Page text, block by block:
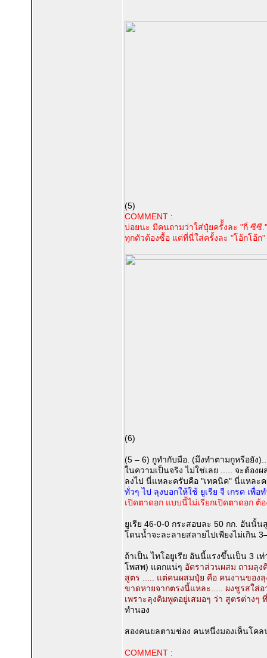
(5)
COMMENT :
บ่อยนะ มีคนถามว่าใส่ปุ๋ยครั้้งละ "กี่ ซี
ทุกตัวต้องซื้อ แต่ที่นี่ใส่ครั้งละ "โอ้กโอ้ก"
(6)
(5 – 6) กูทำกับมือ. (มึงทำตามกูหรือยัง
ในความเป็นจริง ไม่ใช่เลย ..... จะต้อ
ลงไป นี่แหละครับคือ "เทคนิค" นี่แหละ
ทั่วๆ ไป ลุงบอกให้ใช้ ยูเรีย จี เกรด เพื่
เปิดตาดอก แบบนี้ไม่เรียกเปิดตาดอก ต้
ยูเรีย 46-0-0 กระสอบละ 50 กก. อันนั้
โดนน้ำจะละลายสลายไปเพียงไม่เกิน
ถ้าเป็น ไทโอยูเรีย อันนี้แรงขึ้นเป็น 3 เ
โพสพ) แตกแน่ๆ อัตราส่วนผสม ถามลุง
สูตร ..... แต่คนผสมปุ๋ย คือ คนงานของ
ขาดหายจากตรงนี้แหละ..... ผงชูรสใส่อ
เพราะลุงคิมพูดอยู่เสมอๆ ว่า สูตรต่างๆ
ทำนอง
สองคนยลตามช่อง คนหนึ่งมองเห็นโค
COMMENT :